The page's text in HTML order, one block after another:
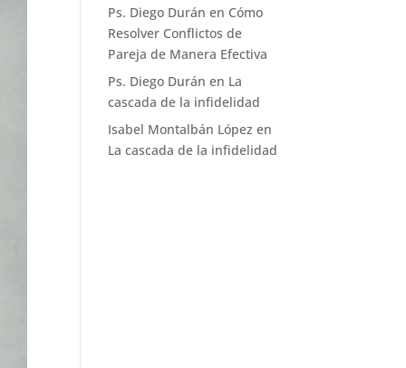
Ps. Diego Durán en Cómo
Resolver Conflictos de
Pareja de Manera Efectiva
Ps. Diego Durán en La
cascada de la infidelidad
Isabel Montalbán López en
La cascada de la infidelidad